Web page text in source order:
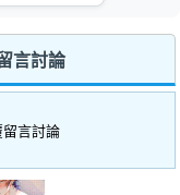
言討論
言討論